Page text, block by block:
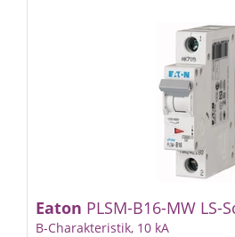
Eaton PLSM-B16-MW LS-
B-Charakteristik, 10 kA